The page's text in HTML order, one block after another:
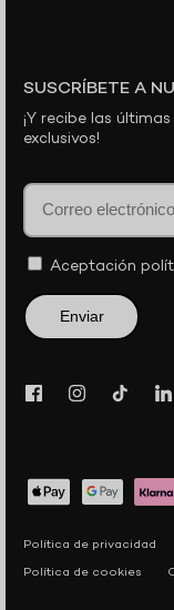
SUSCRÍBETE A
¡Y recibe las
exclusivos!
Aceptación
Enviar
Política de privacidad
Política de cookies